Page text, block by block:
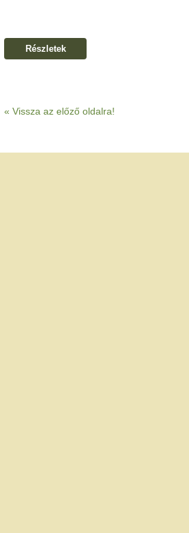
Részletek
« Vissza az előző oldalra!